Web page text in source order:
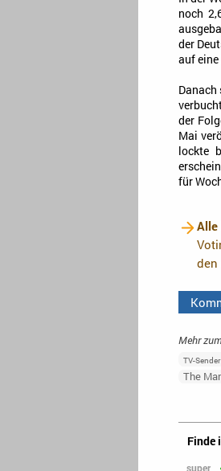
noch
der
auf
der
Mai
lockte
für
Alle
den
Mehr
TV-Sender
The
Finde
super